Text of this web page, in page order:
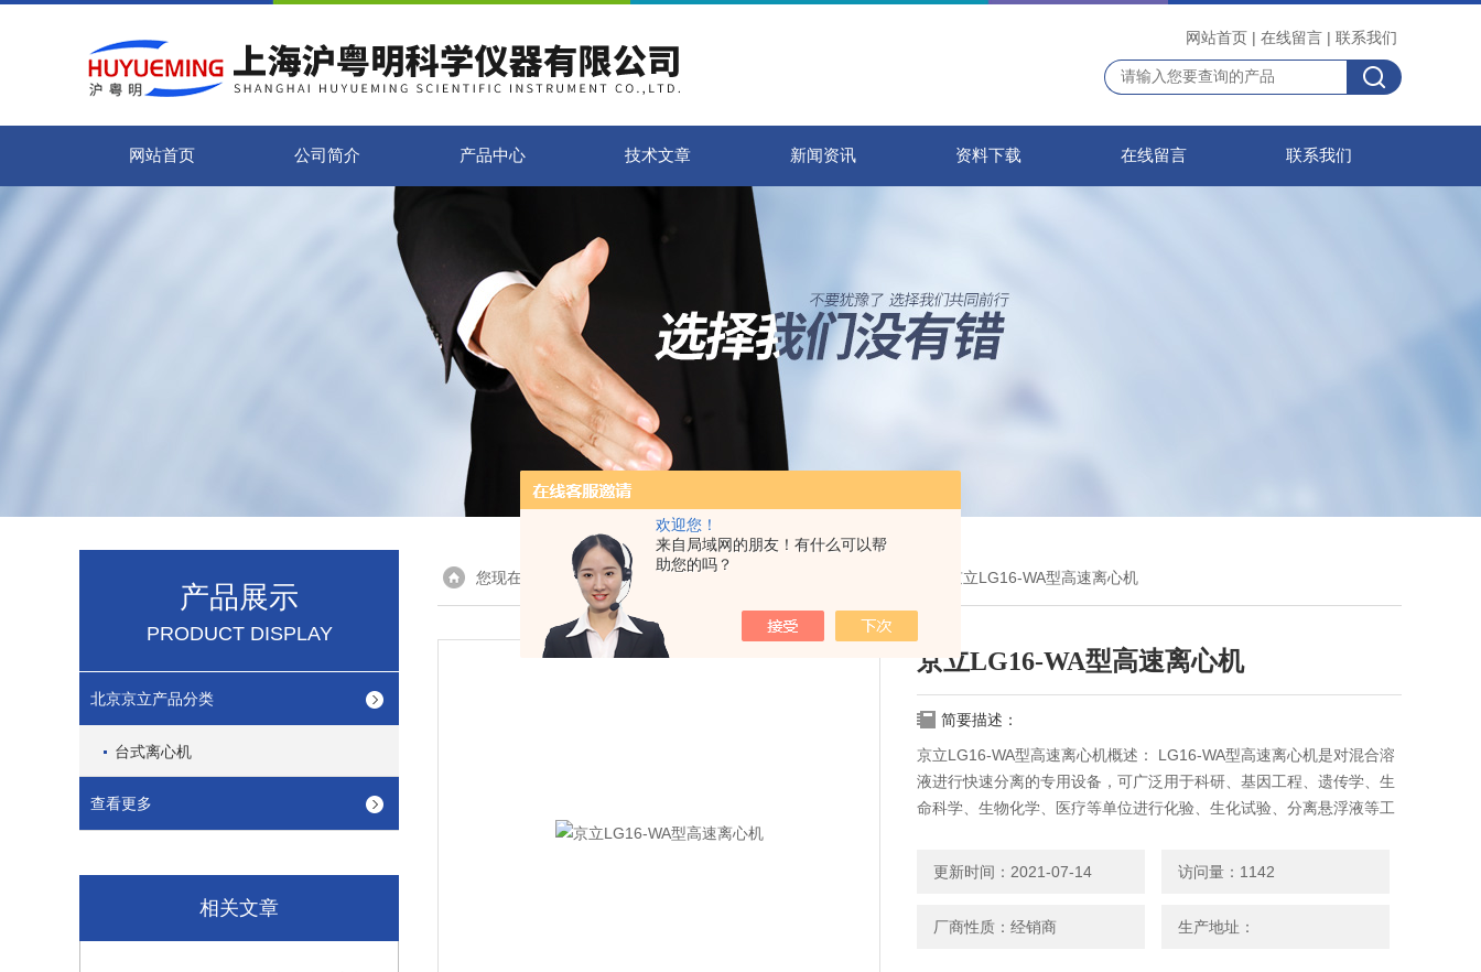
欢迎您！
来自局域网的朋友！有什么可以帮
助您的吗？
网站首页 | 在线留言 | 联系我们
网站首页 公司简介 产品中心 技术文章 新闻资讯 资料下载 在线留言 联系我们
产品展示
PRODUCT DISPLAY
北京京立产品分类
台式离心机
查看更多
相关文章
您现在的位置：首页> 产品展示 > 北京京立产品分类 > 京立LG16-WA型高速离心机
京立LG16-WA型高速离心机
简要描述：
京立LG16-WA型高速离心机概述： LG16-WA型高速离心机是对混合溶
液进行快速分离的专用设备，可广泛用于科研、基因工程、遗传学、生
命科学、生物化学、医疗等单位进行化验、生化试验、分离悬浮液等工
更新时间：2021-07-14 访问量：1142
厂商性质：经销商 生产地址：